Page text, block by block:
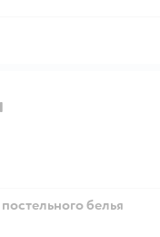
белья